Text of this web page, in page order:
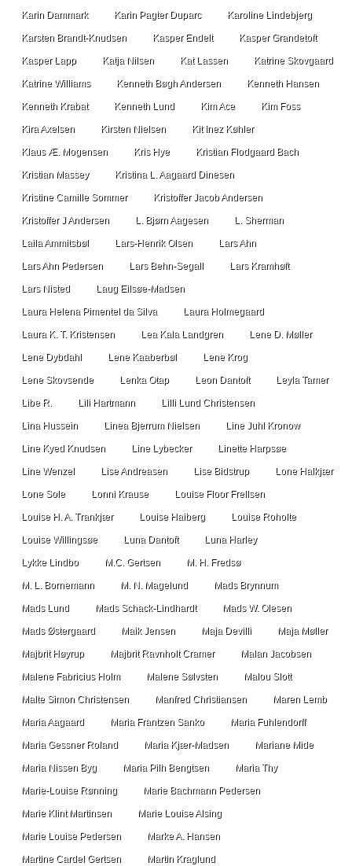
Karin Dammark Karin Pagter Duparc Karoline Lindebjerg
Karsten Brandt-Knudsen Kasper Endelt Kasper Grandetoft
Kasper Lapp Katja Nilsen Kat Lassen Katrine Skovgaard
Katrine Williams Kenneth Bøgh Andersen Kenneth Hansen
Kenneth Krabat Kenneth Lund Kim Ace Kim Foss
Kira Axelsen Kirsten Nielsen Kit Inez Køhler
Klaus Æ. Mogensen Kris Hye Kristian Flodgaard Bach
Kristian Massey Kristina L. Aagaard Dinesen
Kristine Camille Sommer Kristoffer Jacob Andersen
Kristoffer J Andersen L. Bjørn Aagesen L. Sherman
Laila Ammitsbøl Lars-Henrik Olsen Lars Ahn
Lars Ahn Pedersen Lars Behn-Segall Lars Kramhøft
Lars Nisted Laug Eilsøe-Madsen
Laura Helena Pimentel da Silva Laura Holmegaard
Laura K. T. Kristensen Lea Kala Landgren Lene D. Møller
Lene Dybdahl Lene Kaaberbøl Lene Krog
Lene Skovsende Lenka Otap Leon Dantoft Leyla Tamer
Libe R. Lili Hartmann Lilli Lund Christensen
Lina Hussein Linea Bjerrum Nielsen Line Juhl Kronow
Line Kyed Knudsen Line Lybecker Linette Harpsøe
Line Wenzel Lise Andreasen Lise Bidstrup Lone Halkjær
Lone Sole Lonni Krause Louise Floor Frellsen
Louise H. A. Trankjær Louise Haiberg Louise Roholte
Louise Willingsøe Luna Dantoft Luna Harley
Lykke Lindbo M.C. Gertsen M. H. Fredsø
M. L. Bornemann M. N. Magelund Mads Brynnum
Mads Lund Mads Schack-Lindhardt Mads W. Olesen
Mads Østergaard Maik Jensen Maja Devilli Maja Møller
Majbrit Høyrup Majbrit Ravnholt Cramer Malan Jacobsen
Malene Fabricius Holm Malene Sølvsten Malou Slott
Malte Simon Christensen Manfred Christiansen Maren Lemb
Maria Aagaard Maria Frantzen Sanko Maria Fuhlendorff
Maria Gessner Roland Maria Kjær-Madsen Mariane Mide
Maria Nissen Byg Maria Pilh Bengtsen Maria Thy
Marie-Louise Rønning Marie Bachmann Pedersen
Marie Klint Martinsen Marie Louise Alsing
Marie Louise Pedersen Marke A. Hansen
Martine Cardel Gertsen Martin Kraglund